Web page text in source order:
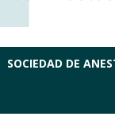
SOCIEDAD DE